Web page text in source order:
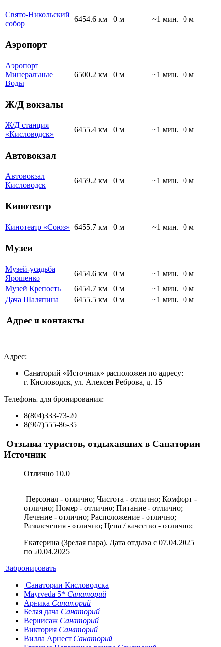
Свято-Никольский
собор
6454.6 км 0 м ~1 мин. 0 м
Аэропорт
Аэропорт
Минеральные
Воды
6500.2 км 0 м ~1 мин. 0 м
Ж/Д вокзалы
Ж/Д станция
«Кисловодск»
6455.4 км 0 м ~1 мин. 0 м
Автовокзал
Автовокзал
Кисловодск
6459.2 км 0 м ~1 мин. 0 м
Кинотеатр
Кинотеатр «Союз» 6455.7 км 0 м ~1 мин. 0 м
Музеи
Музей-усадьба
Ярошенко
6454.6 км 0 м ~1 мин. 0 м
Музей Крепость
6454.7 км 0 м ~1 мин. 0 м
Дача Шаляпина
6455.5 км 0 м ~1 мин. 0 м
Адрес и контакты
Адрес:
Санаторий «Источник» расположен по адресу:
г. Кисловодск, ул. Алексея Реброва, д. 15
Телефоны для бронирования:
8(804)333-73-20
8(967)555-86-35
Отзывы туристов, отдыхавших в Санатории
Источник
Отлично 10.0
Персонал - отлично; Чистота - отлично; Комфорт -
отлично; Номер - отлично; Питание - отлично;
Лечение - отлично; Расположение - отлично;
Развлечения - отлично; Цена / качество - отлично;
Екатерина (Зрелая пара). Дата отдыха с 07.04.2025
по 20.04.2025
Забронировать
Санатории Кисловодска
Mayrveda 5* Санаторий
Арника Санаторий
Белая дача Санаторий
Вернисаж Санаторий
Виктория Санаторий
Вилла Арнест Санаторий